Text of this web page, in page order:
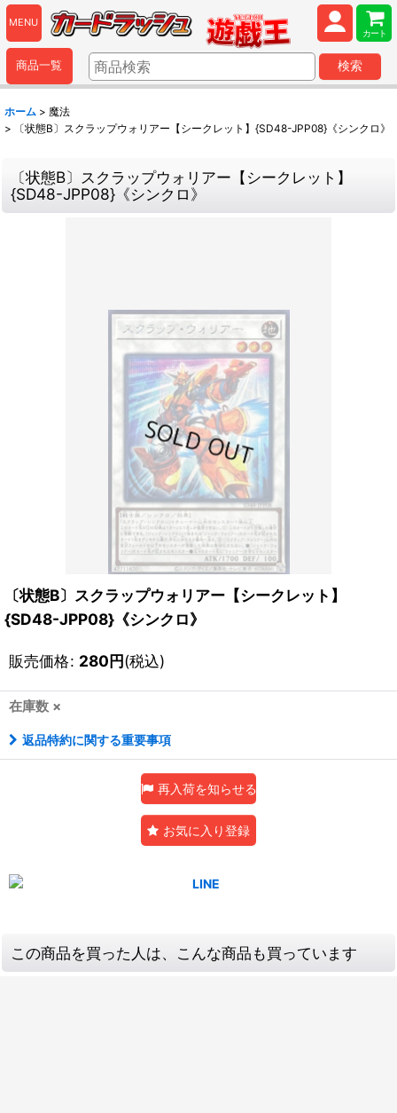
MENU
カート
商品一覧 検索
ホーム > 魔法
>
〔状態B〕スクラップウォリアー【シークレット】{SD48-JPP08}《シンクロ》
〔状態B〕スクラップウォリアー【シークレット】
{SD48-JPP08}《シンクロ》
〔状態B〕スクラップウォリアー【シークレット】
{SD48-JPP08}《シンクロ》
販売価格: 280円(税込)
在庫数 ×
返品特約に関する重要事項
再入荷を知らせる
お気に入り登録
この商品を買った人は、こんな商品も買っています